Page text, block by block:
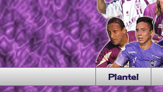
Plantel